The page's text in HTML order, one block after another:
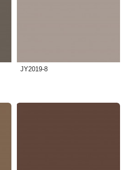
JY2019-8